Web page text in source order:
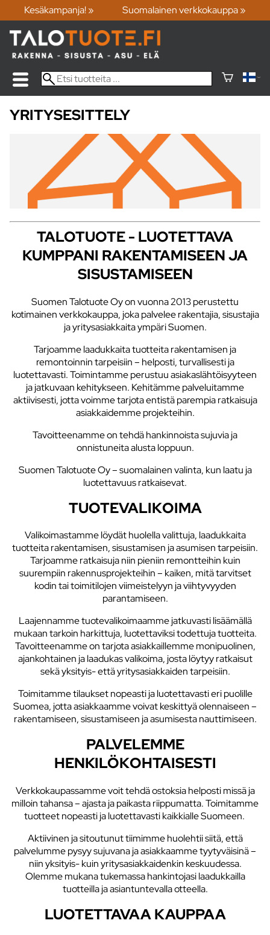
Kesäkampanja! » Suomalainen verkkokauppa »
YRITYSESITTELY
TALOTUOTE - LUOTETTAVA
KUMPPANI RAKENTAMISEEN JA
SISUSTAMISEEN
Suomen Talotuote Oy on vuonna 2013 perustettu
kotimainen verkkokauppa, joka palvelee rakentajia, sisustajia
ja yritysasiakkaita ympäri Suomen.
Tarjoamme laadukkaita tuotteita rakentamisen ja
remontoinnin tarpeisiin – helposti, turvallisesti ja
luotettavasti. Toimintamme perustuu asiakaslähtöisyyteen
ja jatkuvaan kehitykseen. Kehitämme palveluitamme
aktiivisesti, jotta voimme tarjota entistä parempia ratkaisuja
asiakkaidemme projekteihin.
Tavoitteenamme on tehdä hankinnoista sujuvia ja
onnistuneita alusta loppuun.
Suomen Talotuote Oy – suomalainen valinta, kun laatu ja
luotettavuus ratkaisevat.
TUOTEVALIKOIMA
Valikoimastamme löydät huolella valittuja, laadukkaita
tuotteita rakentamisen, sisustamisen ja asumisen tarpeisiin.
Tarjoamme ratkaisuja niin pieniin remontteihin kuin
suurempiin rakennusprojekteihin – kaiken, mitä tarvitset
kodin tai toimitilojen viimeistelyyn ja viihtyvyyden
parantamiseen.
Laajennamme tuotevalikoimaamme jatkuvasti lisäämällä
mukaan tarkoin harkittuja, luotettaviksi todettuja tuotteita.
Tavoitteenamme on tarjota asiakkaillemme monipuolinen,
ajankohtainen ja laadukas valikoima, josta löytyy ratkaisut
sekä yksityis- että yritysasiakkaiden tarpeisiin.
Toimitamme tilaukset nopeasti ja luotettavasti eri puolille
Suomea, jotta asiakkaamme voivat keskittyä olennaiseen –
rakentamiseen, sisustamiseen ja asumisesta nauttimiseen.
PALVELEMME
HENKILÖKOHTAISESTI
Verkkokaupassamme voit tehdä ostoksia helposti missä ja
milloin tahansa – ajasta ja paikasta riippumatta. Toimitamme
tuotteet nopeasti ja luotettavasti kaikkialle Suomeen.
Aktiivinen ja sitoutunut tiimimme huolehtii siitä, että
palvelumme pysyy sujuvana ja asiakkaamme tyytyväisinä –
niin yksityis- kuin yritysasiakkaidenkin keskuudessa.
Olemme mukana tukemassa hankintojasi laadukkailla
tuotteilla ja asiantuntevalla otteella.
LUOTETTAVAA KAUPPAA